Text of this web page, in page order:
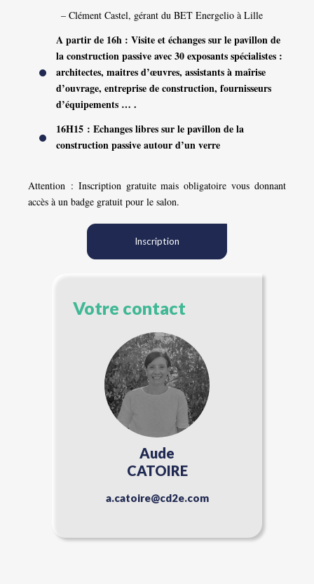
– Clément Castel, gérant du BET Energelio à Lille
A partir de 16h : Visite et échanges sur le pavillon de
la construction passive avec 30 exposants spécialistes :
architectes, maitres d’œuvres, assistants à maîrise
d’ouvrage, entreprise de construction, fournisseurs
d’équipements … .
16H15 : Echanges libres sur le pavillon de la
construction passive autour d’un verre
Attention : Inscription gratuite mais obligatoire vous donnant
accès à un badge gratuit pour le salon.
Inscription
Votre contact
Aude
CATOIRE
a.catoire@cd2e.com